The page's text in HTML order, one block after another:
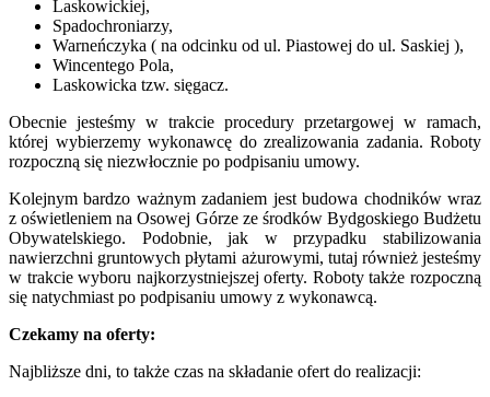
Laskowickiej,
Spadochroniarzy,
Warneńczyka ( na odcinku od ul. Piastowej do ul. Saskiej ),
Wincentego Pola,
Laskowicka tzw. sięgacz.
Obecnie jesteśmy w trakcie procedury przetargowej w ramach,
której wybierzemy wykonawcę do zrealizowania zadania. Roboty
rozpoczną się niezwłocznie po podpisaniu umowy.
Kolejnym bardzo ważnym zadaniem jest budowa chodników wraz
z oświetleniem na Osowej Górze ze środków Bydgoskiego Budżetu
Obywatelskiego. Podobnie, jak w przypadku stabilizowania
nawierzchni gruntowych płytami ażurowymi, tutaj również jesteśmy
w trakcie wyboru najkorzystniejszej oferty. Roboty także rozpoczną
się natychmiast po podpisaniu umowy z wykonawcą.
Czekamy na oferty:
Najbliższe dni, to także czas na składanie ofert do realizacji: